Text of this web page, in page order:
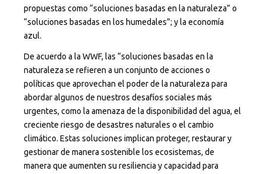
propuestas como “soluciones basadas en la naturaleza” o
“soluciones basadas en los humedales”; y la economía
azul.
De acuerdo a la WWF, las “soluciones basadas en la
naturaleza se refieren a un conjunto de acciones o
políticas que aprovechan el poder de la naturaleza para
abordar algunos de nuestros desafíos sociales más
urgentes, como la amenaza de la disponibilidad del agua, el
creciente riesgo de desastres naturales o el cambio
climático. Estas soluciones implican proteger, restaurar y
gestionar de manera sostenible los ecosistemas, de
manera que aumenten su resiliencia y capacidad para